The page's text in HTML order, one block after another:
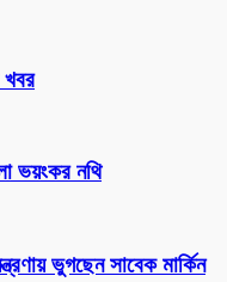
খবর
ভয়ংকর নথি
ভুগছেন সাবেক মার্কিন